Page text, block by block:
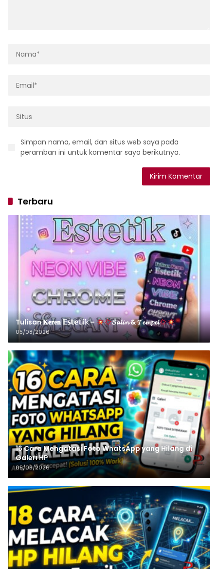
Simpan nama, email, dan situs web saya pada
peramban ini untuk komentar saya berikutnya.
Terbaru
Tulisan 𝐊𝐞𝐫𝐞𝐧 𝔼𝕤𝕥𝕖𝕥𝕚𝕜 – 𝓢𝓪𝓵𝓲𝓷 & 𝓣𝓮𝓶𝓹𝓮𝓵
05/08/2026
16 Cara Mengatasi Foto WhatsApp yang Hilang di
Galeri HP
05/08/2026